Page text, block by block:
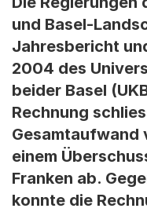
und Basel-
Jahresbericht
2004 des
beider Basel
Rechnung
Gesamtaufwand
einem
Franken ab.
konnte die